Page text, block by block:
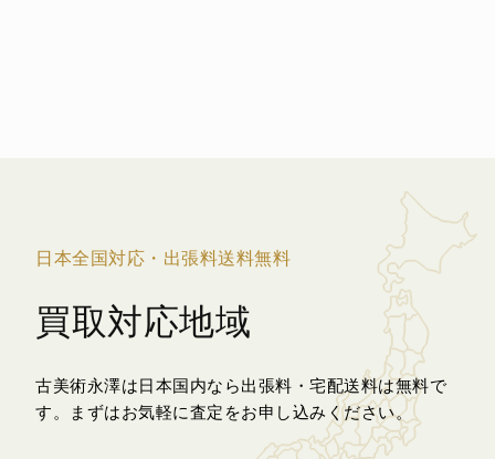
日本全国対応・出張料送料無料
買取対応地域
古美術永澤は日本国内なら出張料・宅配送料は無料で
す。
まずはお気軽に査定をお申し込みください。